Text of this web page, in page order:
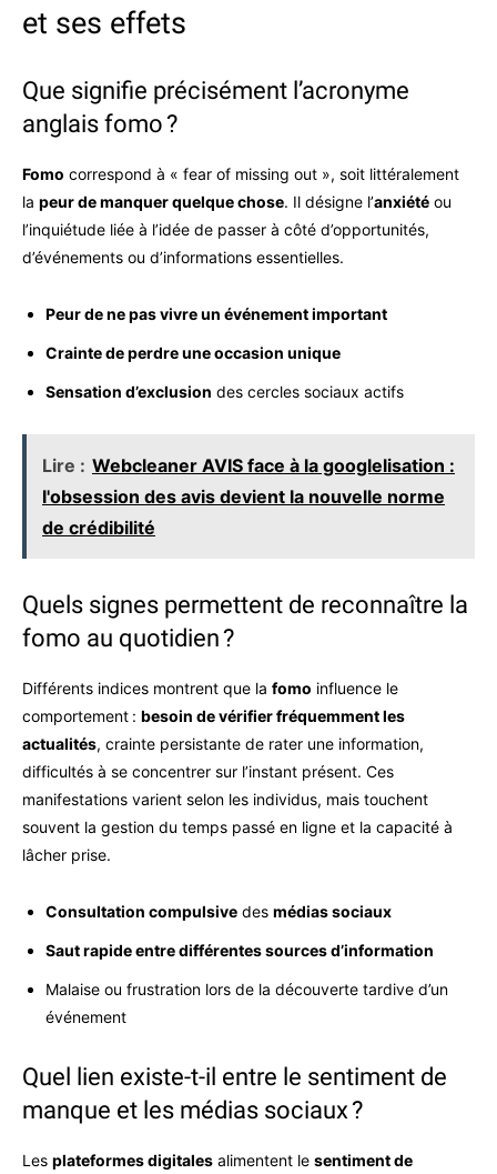
et ses effets
Que signifie précisément l’acronyme
anglais fomo ?
Fomo correspond à « fear of missing out », soit littéralement
la peur de manquer quelque chose. Il désigne l’anxiété ou
l’inquiétude liée à l’idée de passer à côté d’opportunités,
d’événements ou d’informations essentielles.
Peur de ne pas vivre un événement important
Crainte de perdre une occasion unique
Sensation d’exclusion des cercles sociaux actifs
Lire : Webcleaner AVIS face à la googlelisation :
l'obsession des avis devient la nouvelle norme
de crédibilité
Quels signes permettent de reconnaître la
fomo au quotidien ?
Différents indices montrent que la fomo influence le
comportement : besoin de vérifier fréquemment les
actualités, crainte persistante de rater une information,
difficultés à se concentrer sur l’instant présent. Ces
manifestations varient selon les individus, mais touchent
souvent la gestion du temps passé en ligne et la capacité à
lâcher prise.
Consultation compulsive des médias sociaux
Saut rapide entre différentes sources d’information
Malaise ou frustration lors de la découverte tardive d’un
événement
Quel lien existe-t-il entre le sentiment de
manque et les médias sociaux ?
Les plateformes digitales alimentent le sentiment de